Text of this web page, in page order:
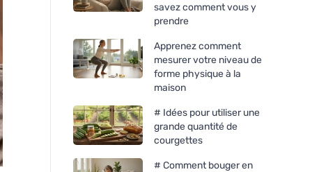
savez comment vous y
prendre
Apprenez comment
mesurer votre niveau de
forme physique à la
maison
# Idées pour utiliser une
grande quantité de
courgettes
# Comment bouger en